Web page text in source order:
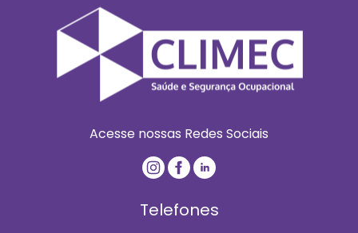
Acesse nossas Redes Sociais
Telefones